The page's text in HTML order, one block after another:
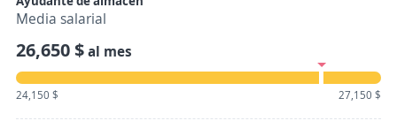
Media salarial
26,650 $al mes
24,150 $ 27,150 $